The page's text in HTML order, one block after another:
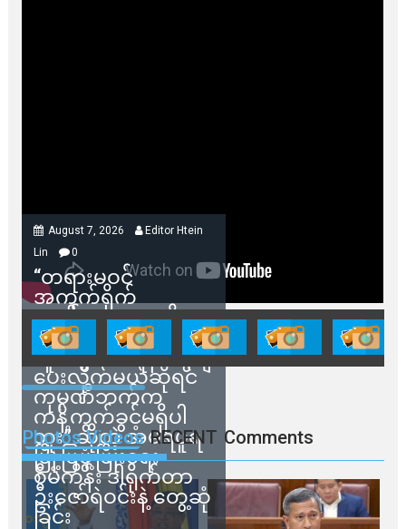
August 7, 2026
Editor Htein
Lin
0
“တရားမဝင်
အကွက်ရိုက်
ရောင်းချမှုတွေကို
သက်ဆိုင်ရာတာဝန်ရှိ
သူတွေက ဂရန်တွေချ
ပေးလိုက်မယ်ဆိုရင်
ကုမ္ပဏီဘက်က
ကန့်ကွက်ခွင့်မရှိပါ
ဘူး” ဆိုတဲ့ အမရပူရ
မြို့ပြဖွံ့ဖြိုးရေး
စီမံကိန်း ဒါရိုက်တာ
ဦးဇော်ရဲဝင်းနဲ့ တွေ့ဆုံ
ခြင်း
Photos Videos RECENT Comments